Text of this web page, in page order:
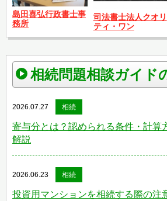
島田喜弘行政書士事
務所
司法書士法人クオリ
ティ・ワン
相続問題相談ガイド
2026.07.27 相続
寄与分とは？認められる条件・計算
解説
2026.06.23 相続
投資用マンションを相続する際の注